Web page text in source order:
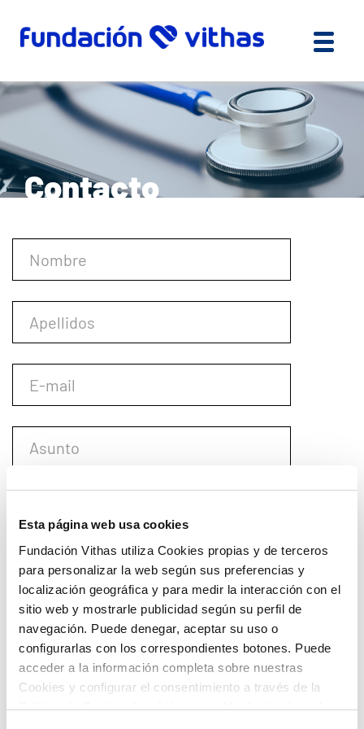
Esta página web usa cookies
Fundación Vithas utiliza Cookies propias y de terceros
para personalizar la web según sus preferencias y
localización geográfica y para medir la interacción con el
sitio web y mostrarle publicidad según su perfil de
navegación. Puede denegar, aceptar su uso o
configurarlas con los correspondientes botones. Puede
acceder a la información completa sobre nuestras
Cookies y configurar el consentimiento a través de la
Política de Cookies (también accesible desde el pie de
Contacto